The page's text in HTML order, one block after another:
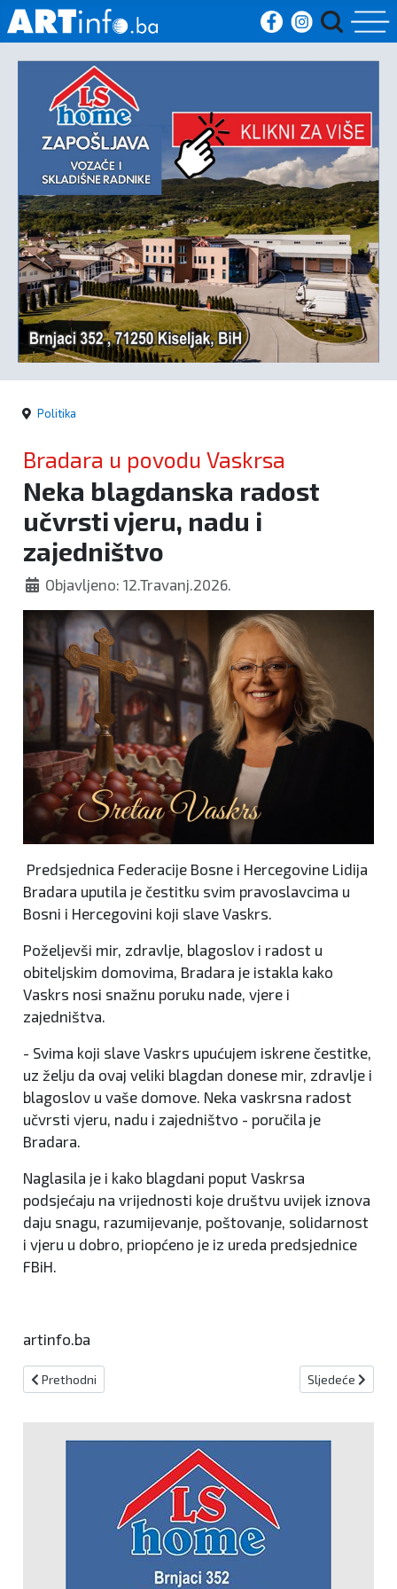
Početna
Vijesti
Sport
Kultura
Crna
kronika
Politika
Politika
Bradara u povodu Vaskrsa
Neka blagdanska radost
učvrsti vjeru, nadu i
zajedništvo
Objavljeno: 12.Travanj.2026.
Predsjednica Federacije Bosne i Hercegovine Lidija
Bradara uputila je čestitku svim pravoslavcima u
Bosni i Hercegovini koji slave Vaskrs.
Poželjevši mir, zdravlje, blagoslov i radost u
obiteljskim domovima, Bradara je istakla kako
Vaskrs nosi snažnu poruku nade, vjere i
zajedništva.
- Svima koji slave Vaskrs upućujem iskrene čestitke,
uz želju da ovaj veliki blagdan donese mir, zdravlje i
blagoslov u vaše domove. Neka vaskrsna radost
učvrsti vjeru, nadu i zajedništvo - poručila je
Bradara.
Naglasila je i kako blagdani poput Vaskrsa
podsjećaju na vrijednosti koje društvu uvijek iznova
daju snagu, razumijevanje, poštovanje, solidarnost
i vjeru u dobro, priopćeno je iz ureda predsjednice
FBiH.
artinfo.ba
Prethodni članak: Magyaru stižu čestitke, Orban priznao poraz
Prethodni Sljedeći
Sljedeće